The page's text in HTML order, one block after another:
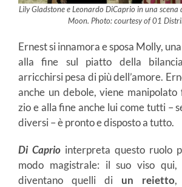
Lily Gladstone e Leonardo DiCaprio in una scena
Moon. Photo: courtesy of 01
Ernest si innamora e sposa Molly,
alla fine sul piatto della
arricchirsi pesa di più dell’amore.
anche un debole, viene
zio e alla fine anche lui come tutti –
diversi – è pronto e disposto a tutto.
Di Caprio interpreta questo ruolo
modo magistrale: il suo viso qui,
diventano quelli di un reietto,